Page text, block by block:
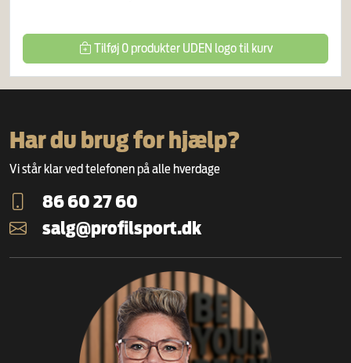
Tilføj 0produkter UDEN logotil kurv
Har du brug for hjælp?
Vi står klar ved telefonen på alle hverdage
86 60 27 60
salg@profilsport.dk